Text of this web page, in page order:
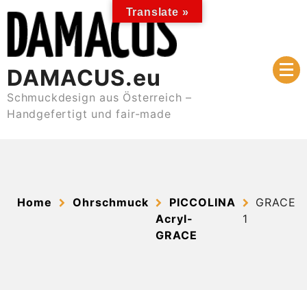
content
DAMACUS.eu
Schmuckdesign aus Österreich –
Handgefertigt und fair-made
Home Ohrschmuck
PICCOLINA
Acryl-
GRACE
GRACE
1
Translate »